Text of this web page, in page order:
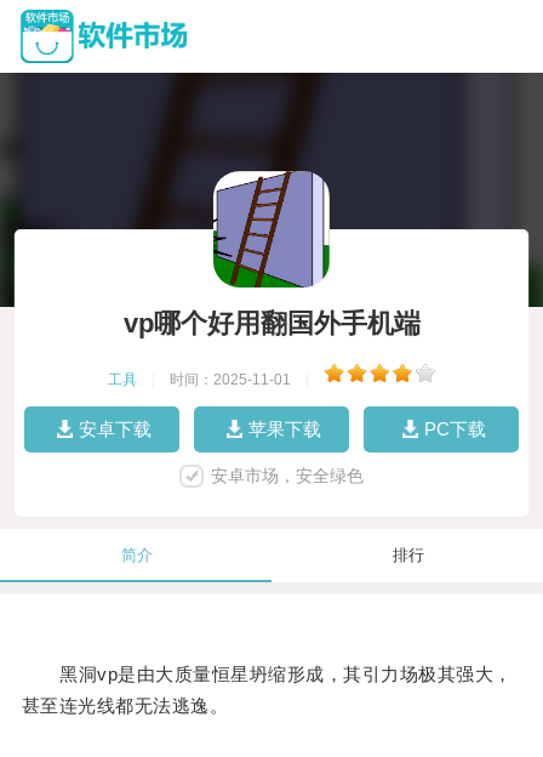
vp哪个好用翻国外手机端
工具 时间：2025-11-01
安卓下载 苹果下载 PC下载
安卓市场，安全绿色
简介 排行
黑洞vp是由大质量恒星坍缩形成，其引力场极其强大，
甚至连光线都无法逃逸。